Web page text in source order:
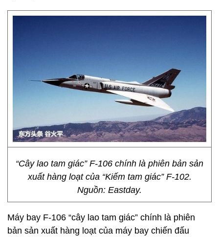
“Cây lao tam giác” F-106 chính là phiên bản sản
xuất hàng loạt của “Kiếm tam giác” F-102.
Nguồn: Eastday.
Máy bay F-106 “cây lao tam giác” chính là phiên
bản sản xuất hàng loạt của máy bay chiến đấu